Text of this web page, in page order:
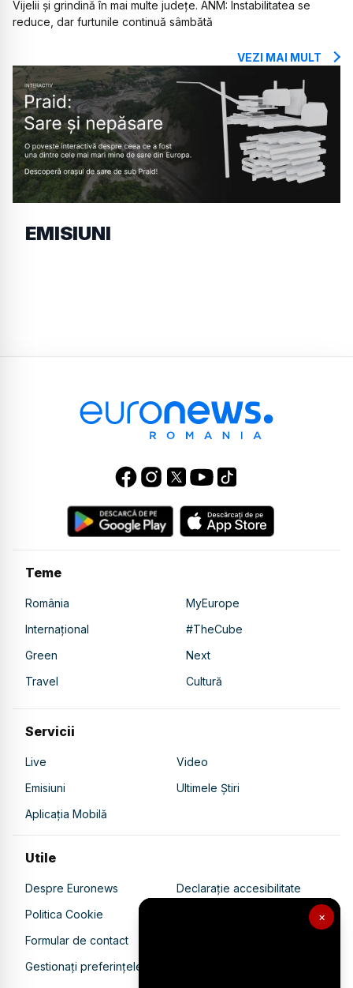
×
Vijelii și grindină în mai multe județe. ANM: Instabilitatea se
reduce, dar furtunile continuă sâmbătă
VEZI MAI MULT
EMISIUNI
Teme
România
MyEurope
Internațional
#TheCube
Green
Next
Travel
Cultură
Servicii
Live
Video
Emisiuni
Ultimele Știri
Aplicația Mobilă
Utile
Despre Euronews
Declarație accesibilitate
Politica Cookie
Politica de confidențialitate
Formular de contact
Gestionați preferințele